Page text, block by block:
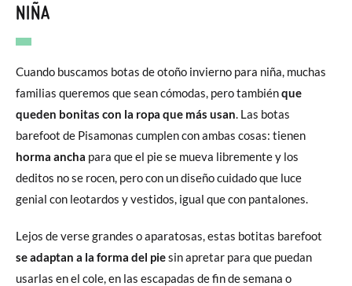
NIÑA
Cuando buscamos botas de otoño invierno para niña, muchas
familias queremos que sean cómodas, pero tambiénque
queden bonitas con la ropa que más usan. Las botas
barefoot de Pisamonas cumplen con ambas cosas: tienen
horma ancha para que el pie se mueva libremente y los
deditos no se rocen, pero con un diseño cuidado que luce
genial con leotardos y vestidos, igual que con pantalones.
Lejos de verse grandes o aparatosas, estas botitas barefoot
se adaptan a la forma del piesin apretar para que puedan
usarlas en el cole, en las escapadas de fin de semana o